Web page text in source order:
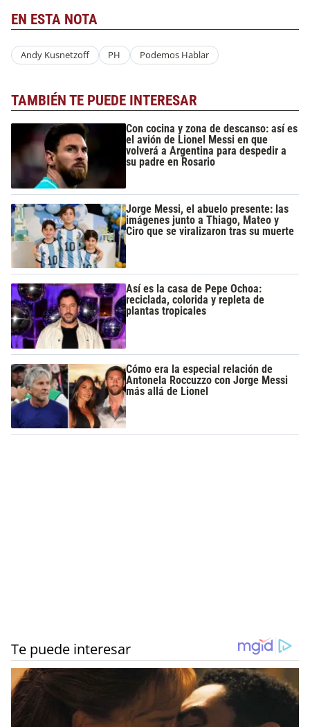
EN ESTA NOTA
Andy Kusnetzoff PH Podemos Hablar
TAMBIÉN TE PUEDE INTERESAR
Con cocina y zona de descanso: así es
el avión de Lionel Messi en que
volverá a Argentina para despedir a
su padre en Rosario
Jorge Messi, el abuelo presente: las
imágenes junto a Thiago, Mateo y
Ciro que se viralizaron tras su muerte
Así es la casa de Pepe Ochoa:
reciclada, colorida y repleta de
plantas tropicales
Cómo era la especial relación de
Antonela Roccuzzo con Jorge Messi
más allá de Lionel